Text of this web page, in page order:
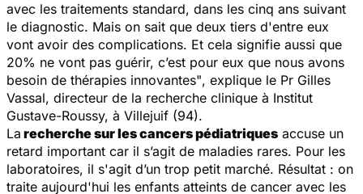
avec les traitements standard, dans les cinq ans suivant
le diagnostic. Mais on sait que deux tiers d'entre eux
vont avoir des complications. Et cela signifie aussi que
20% ne vont pas guérir, c’est pour eux que nous avons
besoin de thérapies innovantes", explique le Pr Gilles
Vassal, directeur de la recherche clinique à Institut
Gustave-Roussy, à Villejuif (94).
La recherche sur les cancers pédiatriques accuse un
retard important car il s’agit de maladies rares. Pour les
laboratoires, il s'agit d’un trop petit marché. Résultat : on
traite aujourd'hui les enfants atteints de cancer avec les